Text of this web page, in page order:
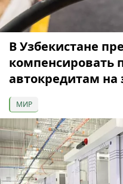
В Узбекистане
компенсировать
автокредитам на
МИР